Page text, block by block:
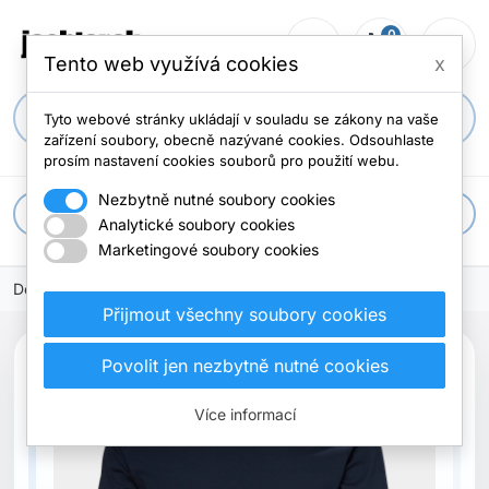
search
person_outline shopping_cart
0 menu
apps Všechny kategorie
Domů
Vyprodáno
Tento web využívá cookies x
Tyto webové stránky ukládají v souladu se zákony na vaše
zařízení soubory, obecně nazývané cookies. Odsouhlaste
prosím nastavení cookies souborů pro použití webu.
Nezbytně nutné soubory cookies
Analytické soubory cookies
Marketingové soubory cookies
Přijmout všechny soubory cookies
Povolit jen nezbytně nutné cookies
Více informací